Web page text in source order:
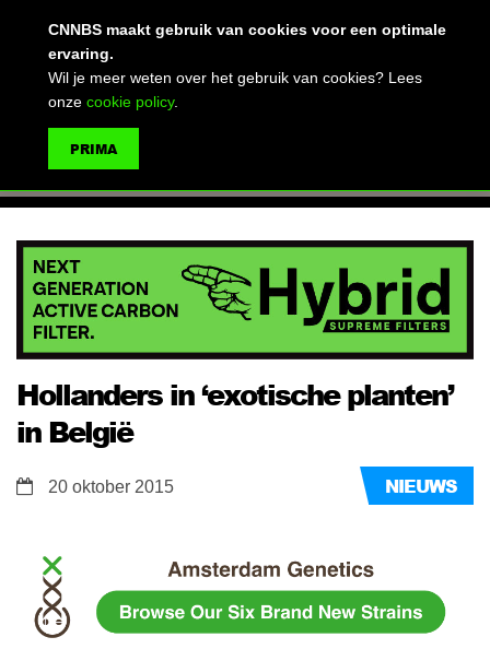
Hollanders in ‘exotische planten’
in België
NIEUWS
20 oktober 2015
CNNBS maakt gebruik van cookies voor een optimale
ervaring.
Wil je meer weten over het gebruik van cookies? Lees
onze cookie policy.
PRIMA